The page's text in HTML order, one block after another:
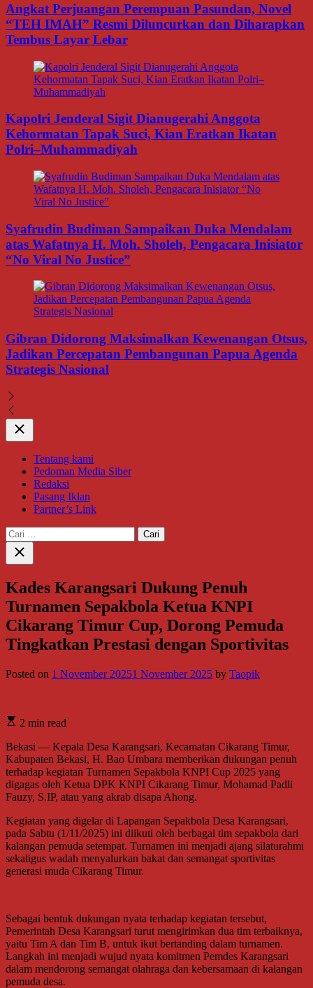
Angkat Perjuangan Perempuan Pasundan, Novel
“TEH IMAH” Resmi Diluncurkan dan Diharapkan
Tembus Layar Lebar
Kapolri Jenderal Sigit Dianugerahi Anggota
Kehormatan Tapak Suci, Kian Eratkan Ikatan
Polri–Muhammadiyah
Syafrudin Budiman Sampaikan Duka Mendalam
atas Wafatnya H. Moh. Sholeh, Pengacara Inisiator
“No Viral No Justice”
Gibran Didorong Maksimalkan Kewenangan Otsus,
Jadikan Percepatan Pembangunan Papua Agenda
Strategis Nasional
Close
Tentang kami
Pedoman Media Siber
Redaksi
Pasang Iklan
Partner’s Link
Cari
untuk:
Close
search
Kades Karangsari Dukung Penuh
Turnamen Sepakbola Ketua KNPI
Cikarang Timur Cup, Dorong Pemuda
Tingkatkan Prestasi dengan Sportivitas
Posted on 1 November 20251 November 2025 by Taopik
2 min read
Bekasi — Kepala Desa Karangsari, Kecamatan Cikarang Timur,
Kabupaten Bekasi, H. Bao Umbara memberikan dukungan penuh
terhadap kegiatan Turnamen Sepakbola KNPI Cup 2025 yang
digagas oleh Ketua DPK KNPI Cikarang Timur, Mohamad Padli
Fauzy, S.IP, atau yang akrab disapa Ahong.
Kegiatan yang digelar di Lapangan Sepakbola Desa Karangsari,
pada Sabtu (1/11/2025) ini diikuti oleh berbagai tim sepakbola dari
kalangan pemuda setempat. Turnamen ini menjadi ajang silaturahmi
sekaligus wadah menyalurkan bakat dan semangat sportivitas
generasi muda Cikarang Timur.
Sebagai bentuk dukungan nyata terhadap kegiatan tersebut,
Pemerintah Desa Karangsari turut mengirimkan dua tim terbaiknya,
yaitu Tim A dan Tim B, untuk ikut bertanding dalam turnamen.
Langkah ini menjadi wujud nyata komitmen Pemdes Karangsari
dalam mendorong semangat olahraga dan kebersamaan di kalangan
pemuda desa.